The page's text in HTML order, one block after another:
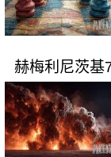
赫梅利尼茨基